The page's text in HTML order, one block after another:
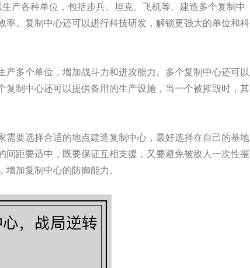
产各种单位，包括步兵、坦克、飞机等。建造多个复制中
率。复制中心还可以进行科技研发，解锁更强大的单位和科
多个单位，增加战斗力和进攻能力。多个复制中心还可以
复制中心还可以提供备用的生产设施，当一个被摧毁时，其
需要选择合适的地点建造复制中心，最好选择在自己的基地
间距要适中，既要保证互相支援，又要避免被敌人一次性摧
加复制中心的防御能力。